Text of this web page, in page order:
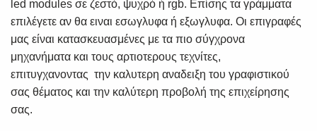
led modules σε ζεστό, ψυχρό ή rgb. Επίσης τα γράμματα
επιλέγετε αν θα ειναι εσωγλυφα ή εξωγλυφα. Οι επιγραφές
μας είναι κατασκευασμένες με τα πιο σύγχρονα
μηχανήματα και τους αρτιοτερους τεχνίτες,
επιτυγχανοντας την καλυτερη αναδειξη του γραφιστικού
σας θέματος και την καλύτερη προβολή της επιχείρησης
σας.